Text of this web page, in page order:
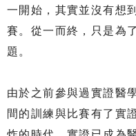
一開始，其實並沒有想
賽。從一而終，只是為
題。
由於之前參與過實證醫
間的訓練與比賽有了實